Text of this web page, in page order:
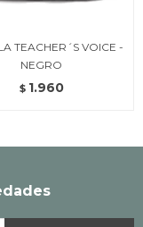
TEACHER´S VOICE -
NEGRO
$ 1.960